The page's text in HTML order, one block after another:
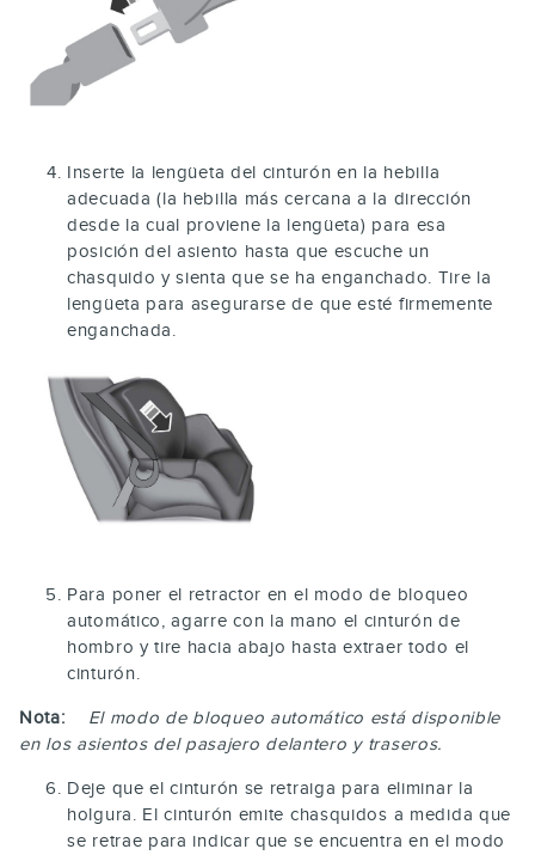
Inserte la lengüeta del cinturón en la hebilla
adecuada (la hebilla más cercana a la dirección
desde la cual proviene la lengüeta) para esa
posición del asiento hasta que escuche un
chasquido y sienta que se ha enganchado. Tire la
lengüeta para asegurarse de que esté firmemente
enganchada.
Para poner el retractor en el modo de bloqueo
automático, agarre con la mano el cinturón de
hombro y tire hacia abajo hasta extraer todo el
cinturón.
Nota:
El modo de bloqueo automático está disponible
en los asientos del pasajero delantero y traseros.
Deje que el cinturón se retraiga para eliminar la
holgura. El cinturón emite chasquidos a medida que
se retrae para indicar que se encuentra en el modo